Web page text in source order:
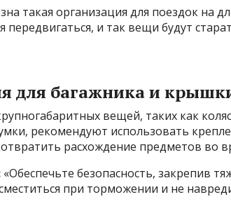
такая организация для поездок на
передвигаться, и так вещи будут
для багажника и
вещей, таких как
рекомендуют использовать
расхождение предметов во
«Обеспечьте безопасность, закрепив
при торможении и не